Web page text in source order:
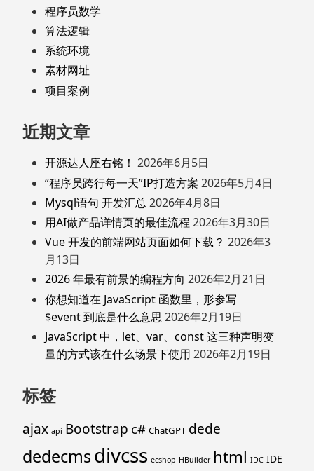
程序员数学
算法逻辑
系统环境
素材网址
项目案例
近期文章
开源达人座右铭！ 2026年6月5日
“程序员跨行每一天”IP打造方案 2026年5月4日
Mysql语句 开发汇总 2026年4月8日
用AI做产品详情页的最佳流程 2026年3月30日
Vue 开发的前端网站页面如何下载？ 2026年3
月13日
2026 年最有前景的编程方向 2026年2月21日
你想知道在 JavaScript 函数里，形参写
$event 到底是什么意思 2026年2月19日
JavaScript 中，let、var、const 这三种声明变
量的方式该在什么场景下使用 2026年2月19日
标签
ajax api Bootstrap c# ChatGPT dede
dedecmsdivcss ecshop HBuilder html IDC IDE